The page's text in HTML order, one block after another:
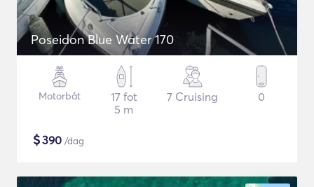
Poseidon Blue Water 170
Motorbåt
17 fot
5 m
7 Cruising 0
$390 /dag